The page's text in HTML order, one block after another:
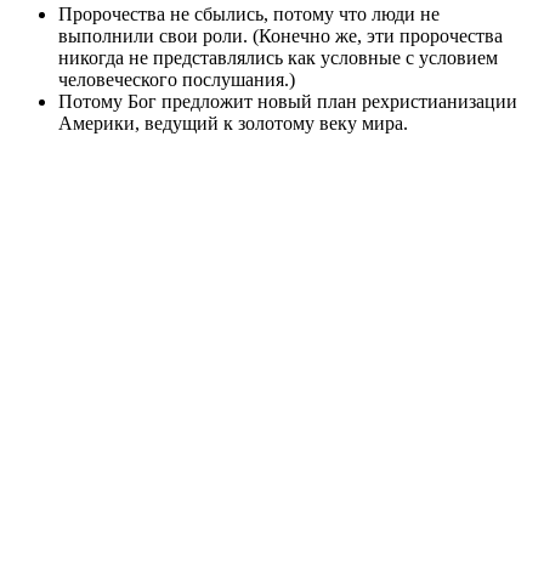
Пророчества не сбылись, потому что люди не
выполнили свои роли. (Конечно же, эти пророчества
никогда не представлялись как условные с условием
человеческого послушания.)
Потому Бог предложит новый план рехристианизации
Америки, ведущий к золотому веку мира.